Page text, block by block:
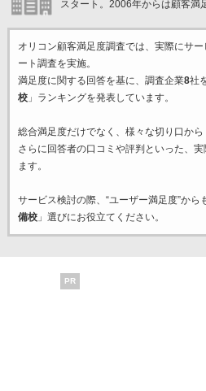
スタート。2006年からは顧客満
オリコン顧客満足度調査では、実際にサ
ート調査を実施。
満足度に関する回答を基に、調査企業8社
校」ランキングを発表しています。
総合満足度だけでなく、様々な切り口から
さらに回答者の口コミや評判といった、
ます。
サービス検討の際、“ユーザー満足度”から
備校」選びにお役立てください。
PR